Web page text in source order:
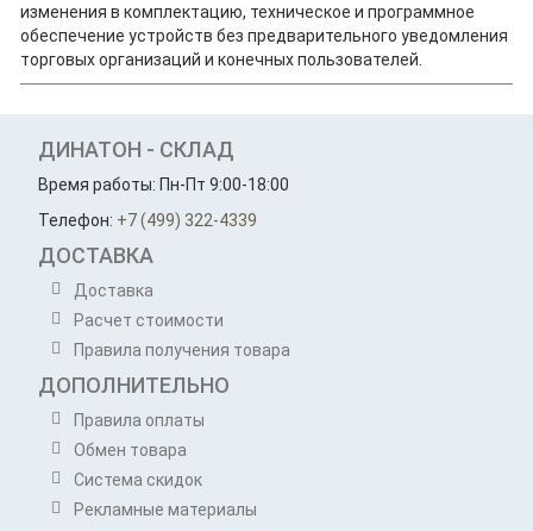
изменения в комплектацию, техническое и программное
обеспечение устройств без предварительного уведомления
торговых организаций и конечных пользователей.
ДИНАТОН - СКЛАД
Время работы: Пн-Пт 9:00-18:00
Телефон: +7 (499) 322-4339
ДОСТАВКА
Доставка
Расчет стоимости
Правила получения товара
ДОПОЛНИТЕЛЬНО
Правила оплаты
Обмен товара
Система скидок
Рекламные материалы